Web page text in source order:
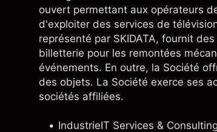
ouvert permettant aux opérateurs
d'exploiter des services de
représenté par SKIDATA, fournit
billetterie pour les remontées
événements. En outre, la Société
des objets. La Société exerce ses
sociétés affiliées.
IndustrieIT Services &